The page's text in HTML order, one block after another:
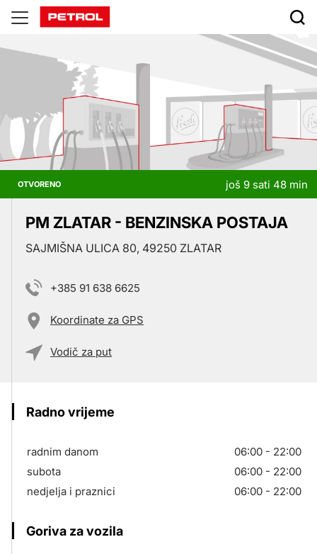
Prodajna
mjesta
OTVORENO još 9 sati 48 min
PM ZLATAR - BENZINSKA POSTAJA
SAJMIŠNA ULICA 80, 49250 ZLATAR
+385 91 638 6625
Koordinate za GPS
Vodič za put
Radno vrijeme
radnim danom
06:00 - 22:00
subota
06:00 - 22:00
nedjelja i praznici
06:00 - 22:00
Goriva za vozila